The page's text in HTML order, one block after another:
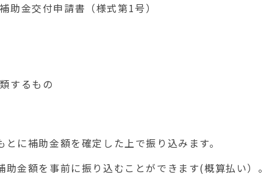
助金交付申請書（様式第1号）
するもの
に補助金額を確定した上で振り込みます。
金額を事前に振り込むことができます(概算払い）。